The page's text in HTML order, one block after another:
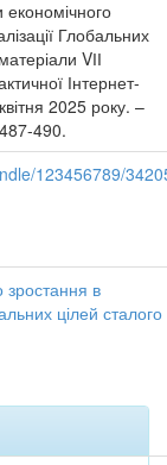
Глобальних
VІІ
Інтернет-
2025 року. –
490.
123456789/
зростання в
цілей сталого